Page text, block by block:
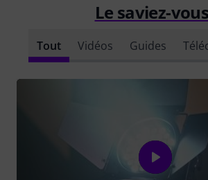
Le saviez-
Tout Vidéos Guides